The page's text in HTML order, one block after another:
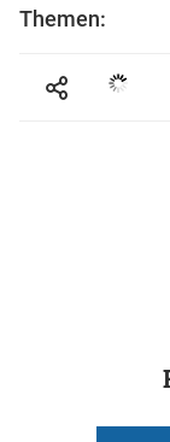
Themen: